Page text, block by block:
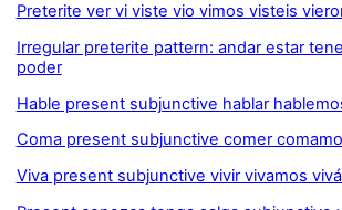
Preterite ver vi viste vio vimos visteis
Irregular preterite pattern: andar estar
poder
Hable present subjunctive hablar
Coma present subjunctive comer
Viva present subjunctive vivir vivamos